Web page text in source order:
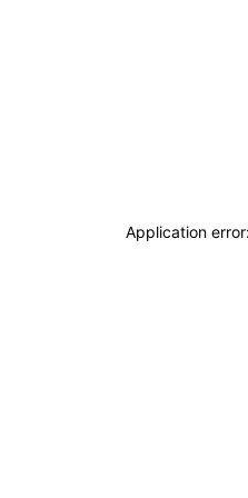
Application